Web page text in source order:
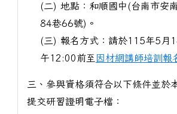
(二) 地點：和順國中(台南市安
84巷66號)。
(三) 報名方式：請於115年5月
午12:00前至 因材網講師培訓報
三、參與資格須符合以下條件並於
提交研習證明電子檔：